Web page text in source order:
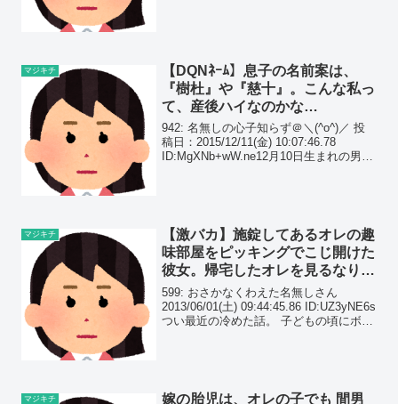
マジキチ
【DQNﾈｰﾑ】息子の名前案は、
『樹杜』や『慈十』。こんな私っ
て、産後ハイなのかな…
942: 名無しの心子知らず＠＼(^o^)／ 投
稿日：2015/12/11(金) 10:07:46.78
ID:MgXNb+wW.ne12月10日生まれの男の
マジキチ
【激バカ】施錠してあるオレの趣
味部屋をピッキングでこじ開けた
彼女。帰宅したオレを見るなり、
『犯.罪者はこの人です！捕まえ
て！』と…
599: おさかなくわえた名無しさん
2013/06/01(土) 09:44:45.86 ID:UZ3yNE6s
つい最近の冷めた話。 子どもの頃にボー
マジキチ
嫁の胎児は、オレの子でも 間男